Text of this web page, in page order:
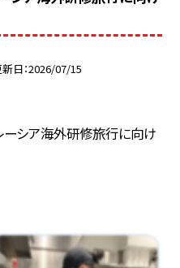
日 2026/07/15
ーシア海外研修旅行に向け